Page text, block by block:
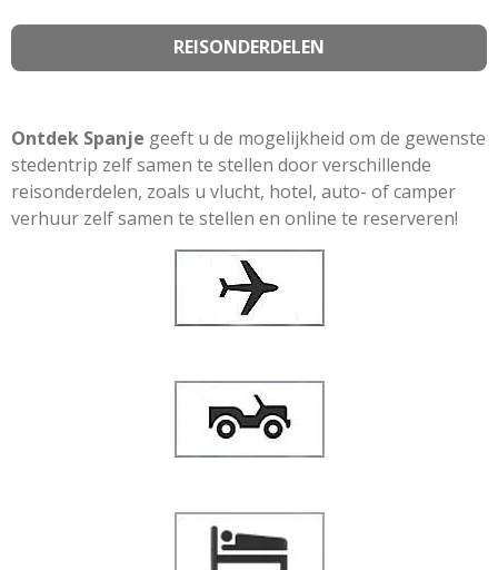
REISONDERDELEN
Ontdek Spanje geeft u de mogelijkheid om de gewenste
stedentrip zelf samen te stellen door verschillende
reisonderdelen, zoals u vlucht, hotel, auto- of camper
verhuur zelf samen te stellen en online te reserveren!